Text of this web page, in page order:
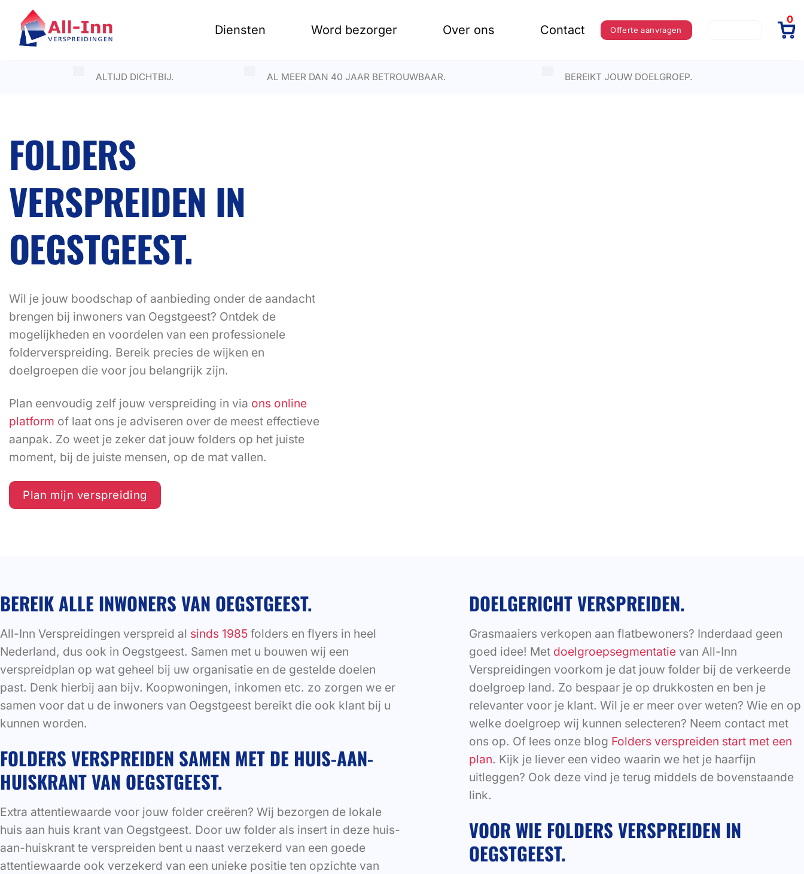
naar
inhoud
Diensten Word bezorger Over ons Contact Offerte aanvragen
0
ALTIJD DICHTBIJ. AL MEER DAN 40 JAAR BETROUWBAAR. BEREIKT JOUW DOELGROEP.
FOLDERS
VERSPREIDEN IN
OEGSTGEEST.
Wil je jouw boodschap of aanbieding onder de aandacht
brengen bij inwoners van Oegstgeest? Ontdek de
mogelijkheden en voordelen van een professionele
folderverspreiding. Bereik precies de wijken en
doelgroepen die voor jou belangrijk zijn.
Plan eenvoudig zelf jouw verspreiding in via ons online
platform of laat ons je adviseren over de meest effectieve
aanpak. Zo weet je zeker dat jouw folders op het juiste
moment, bij de juiste mensen, op de mat vallen.
Plan mijn verspreiding
BEREIK ALLE INWONERS VAN OEGSTGEEST.
All-Inn Verspreidingen verspreid al sinds 1985 folders en flyers in heel
Nederland, dus ook in Oegstgeest. Samen met u bouwen wij een
verspreidplan op wat geheel bij uw organisatie en de gestelde doelen
past. Denk hierbij aan bijv. Koopwoningen, inkomen etc. zo zorgen we er
samen voor dat u de inwoners van Oegstgeest bereikt die ook klant bij u
kunnen worden.
FOLDERS VERSPREIDEN SAMEN MET DE HUIS-AAN-
HUISKRANT VAN OEGSTGEEST.
Extra attentiewaarde voor jouw folder creëren? Wij bezorgen de lokale
huis aan huis krant van Oegstgeest. Door uw folder als insert in deze huis-
aan-huiskrant te verspreiden bent u naast verzekerd van een goede
attentiewaarde ook verzekerd van een unieke positie ten opzichte van
DOELGERICHT VERSPREIDEN.
Grasmaaiers verkopen aan flatbewoners? Inderdaad geen
goed idee! Met doelgroepsegmentatie van All-Inn
Verspreidingen voorkom je dat jouw folder bij de verkeerde
doelgroep land. Zo bespaar je op drukkosten en ben je
relevanter voor je klant. Wil je er meer over weten? Wie en op
welke doelgroep wij kunnen selecteren? Neem contact met
ons op. Of lees onze blog Folders verspreiden start met een
plan. Kijk je liever een video waarin we het je haarfijn
uitleggen? Ook deze vind je terug middels de bovenstaande
link.
VOOR WIE FOLDERS VERSPREIDEN IN
OEGSTGEEST.